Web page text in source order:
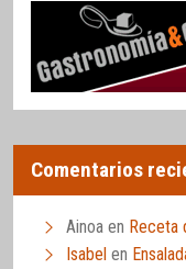
Comentarios
Ainoa en Receta
Isabel en